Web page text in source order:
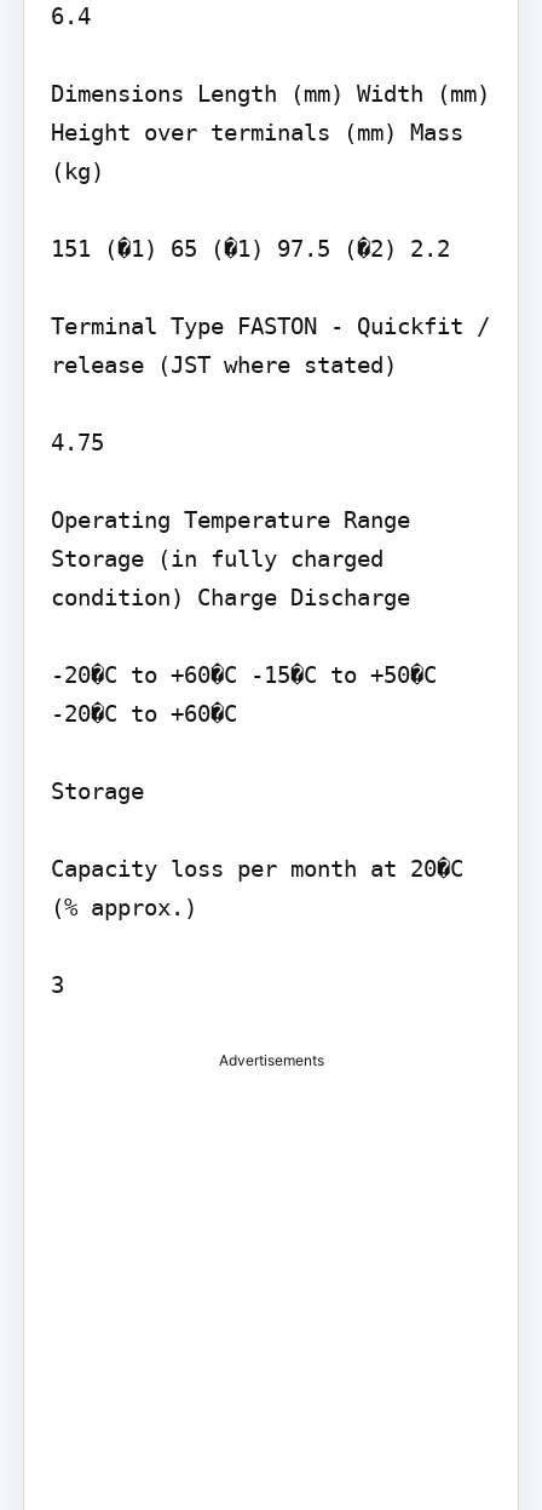
6.4
Dimensions Length (mm) Width (mm)
Height over terminals (mm) Mass
(kg)
151 (�1) 65 (�1) 97.5 (�2) 2.2
Terminal Type FASTON - Quickfit /
release (JST where stated)
4.75
Operating Temperature Range
Storage (in fully charged
condition) Charge Discharge
-20�C to +60�C -15�C to +50�C
-20�C to +60�C
Storage
Capacity loss per month at 20�C
(% approx.)
3
Advertisements